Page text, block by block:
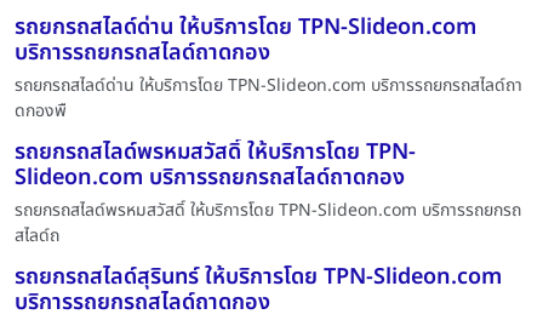
รถยกรถสไลด์ด่าน ให้บริการโดย TPN-Slideon.com
บริการรถยกรถสไลด์ถาดกอง
รถยกรถสไลด์ด่าน ให้บริการโดย TPN-Slideon.com บริการรถยกรถสไลด์ถา
ดกองพื
รถยกรถสไลด์พรหมสวัสดิ์ ให้บริการโดย TPN-
Slideon.com บริการรถยกรถสไลด์ถาดกอง
รถยกรถสไลด์พรหมสวัสดิ์ ให้บริการโดย TPN-Slideon.com บริการรถยกรถ
สไลด์ถ
รถยกรถสไลด์สุรินทร์ ให้บริการโดย TPN-Slideon.com
บริการรถยกรถสไลด์ถาดกอง